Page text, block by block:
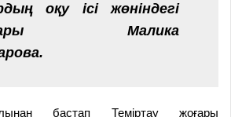
оқу ісі жөніндегі
Малика
бастап Теміртау жоғары